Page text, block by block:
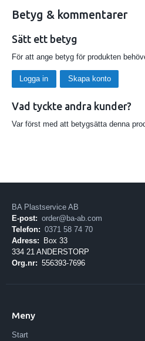
Betyg & kommentarer
Sätt ett betyg
För att ange betyg för produkten
Logga in Skapa konto
Vad tyckte andra kunder?
Var först med att betygsätta denna
BA Plastservice AB
E-post: order@ba-ab.com
Telefon: 0371 58 74 70
Adress:
Box 33
334 21 ANDERSTORP
Org.nr: 556393-7696
Meny
Start